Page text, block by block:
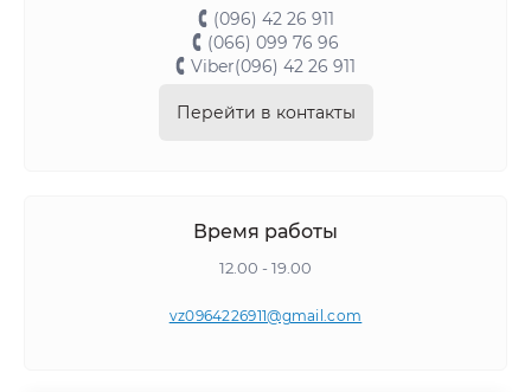
(096) 42 26 911
(066) 099 76 96
Viber(096) 42 26 911
Перейти в контакты
Время работы
12.00 - 19.00
vz0964226911@gmail.com